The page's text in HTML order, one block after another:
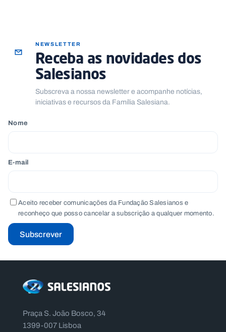
NEWSLETTER
Receba as novidades dos
Salesianos
Subscreva a nossa newsletter e acompanhe notícias,
iniciativas e recursos da Família Salesiana.
Nome
E-mail
Aceito receber comunicações da Fundação Salesianos e
reconheço que posso cancelar a subscrição a qualquer momento.
Subscrever
Praça S. João Bosco, 34
1399-007 Lisboa